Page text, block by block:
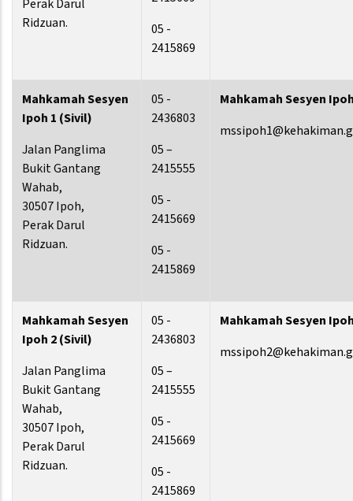
Perak Darul
Ridzuan.
05 -
2415869
Mahkamah Sesyen
Ipoh 1 (Sivil)
Jalan Panglima
Bukit Gantang
Wahab,
30507 Ipoh,
Perak Darul
Ridzuan.
05 -
2436803
05 –
2415555
05 -
2415669
05 -
2415869
Mahkamah Sesyen
Mahkamah Sesyen
Ipoh 2 (Sivil)
Jalan Panglima
Bukit Gantang
Wahab,
30507 Ipoh,
Perak Darul
Ridzuan.
05 -
2436803
05 –
2415555
05 -
2415669
05 -
2415869
Mahkamah Sesyen